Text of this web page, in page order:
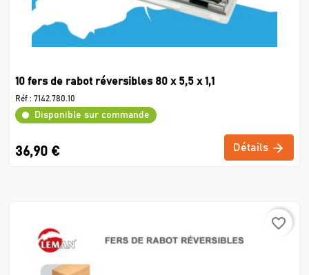
10 fers de rabot réversibles 80 x 5,5 x 1,1
Réf : 7142.780.10
Disponible sur commande
36,90 € Détails
favorite_border